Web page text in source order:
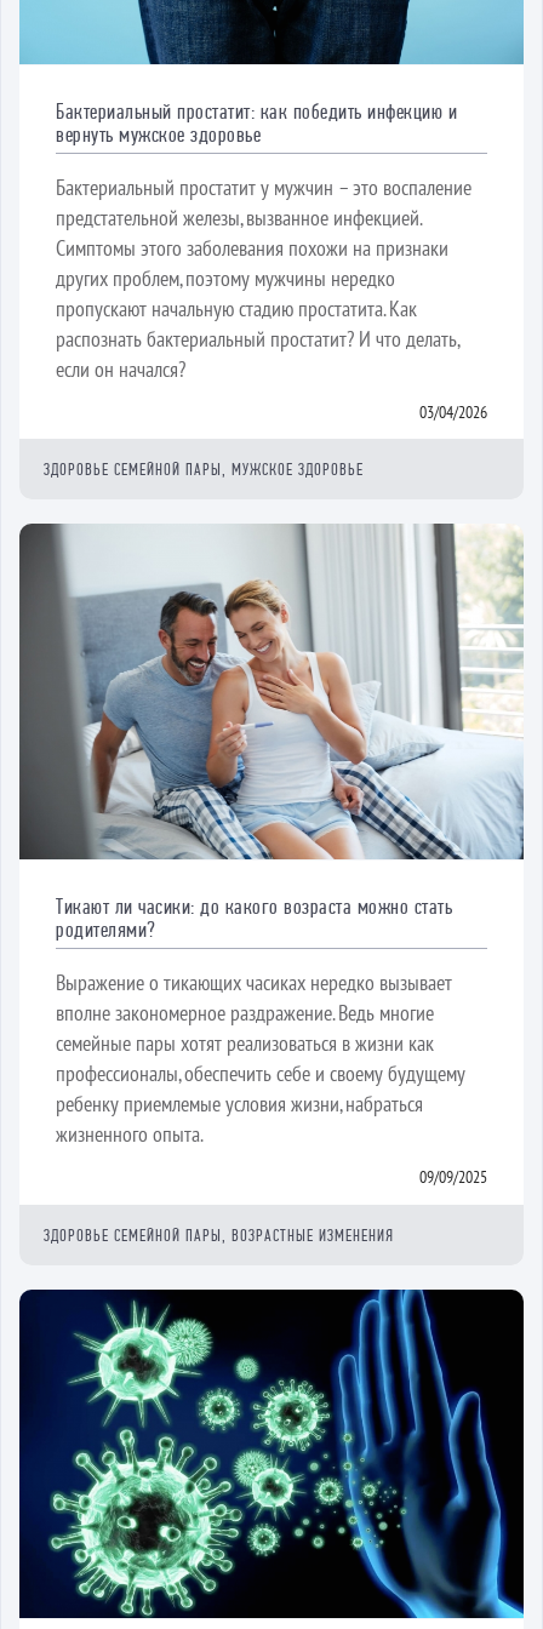
Бактериальный простатит: как победить инфекцию и
вернуть мужское здоровье
Бактериальный простатит у мужчин – это воспаление
предстательной железы, вызванное инфекцией.
Симптомы этого заболевания похожи на признаки
других проблем, поэтому мужчины нередко
пропускают начальную стадию простатита. Как
распознать бактериальный простатит? И что делать,
если он начался?
03/04/2026
ЗДОРОВЬЕ СЕМЕЙНОЙ ПАРЫ, МУЖСКОЕ ЗДОРОВЬЕ
Тикают ли часики: до какого возраста можно стать
родителями?
Выражение о тикающих часиках нередко вызывает
вполне закономерное раздражение. Ведь многие
семейные пары хотят реализоваться в жизни как
профессионалы, обеспечить себе и своему будущему
ребенку приемлемые условия жизни, набраться
жизненного опыта.
09/09/2025
ЗДОРОВЬЕ СЕМЕЙНОЙ ПАРЫ, ВОЗРАСТНЫЕ ИЗМЕНЕНИЯ